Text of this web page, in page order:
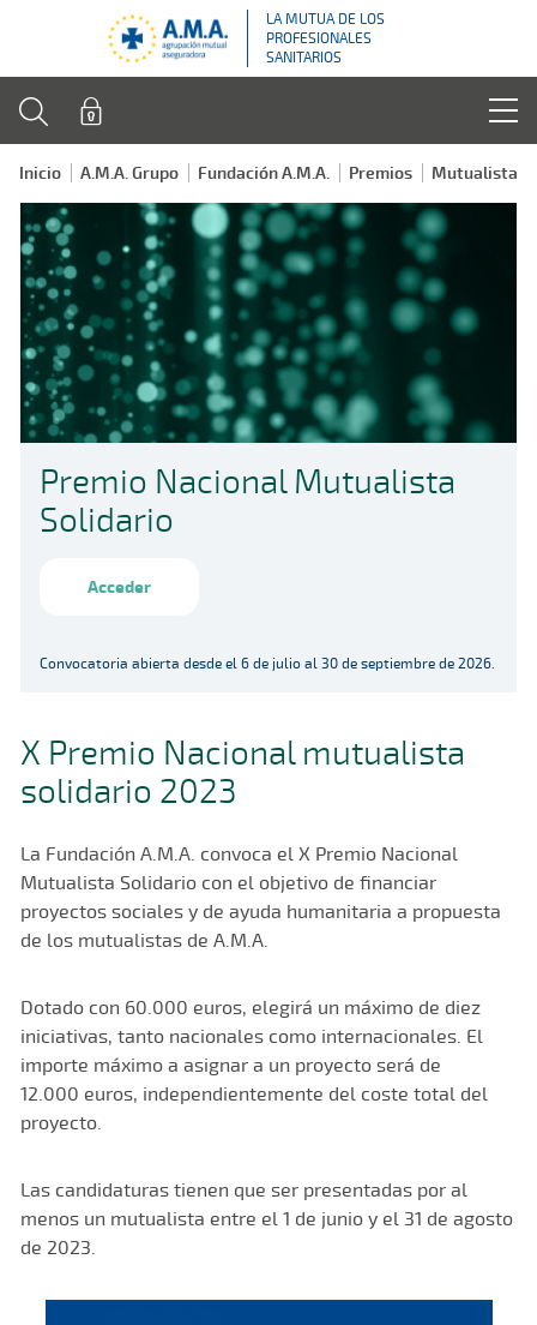
LA MUTUA DE LOS
PROFESIONALES
SANITARIOS
Inicio A.M.A. Grupo Fundación A.M.A. Premios Mutualista
Premio Nacional Mutualista
Solidario
Acceder
Convocatoria abierta desde el 6 de julio al 30 de septiembre de 2026.
X Premio Nacional mutualista
solidario 2023
La Fundación A.M.A. convoca el X Premio Nacional
Mutualista Solidario con el objetivo de financiar
proyectos sociales y de ayuda humanitaria a propuesta
de los mutualistas de A.M.A.
Dotado con 60.000 euros, elegirá un máximo de diez
iniciativas, tanto nacionales como internacionales. El
importe máximo a asignar a un proyecto será de
12.000 euros, independientemente del coste total del
proyecto.
Las candidaturas tienen que ser presentadas por al
menos un mutualista entre el 1 de junio y el 31 de agosto
de 2023.